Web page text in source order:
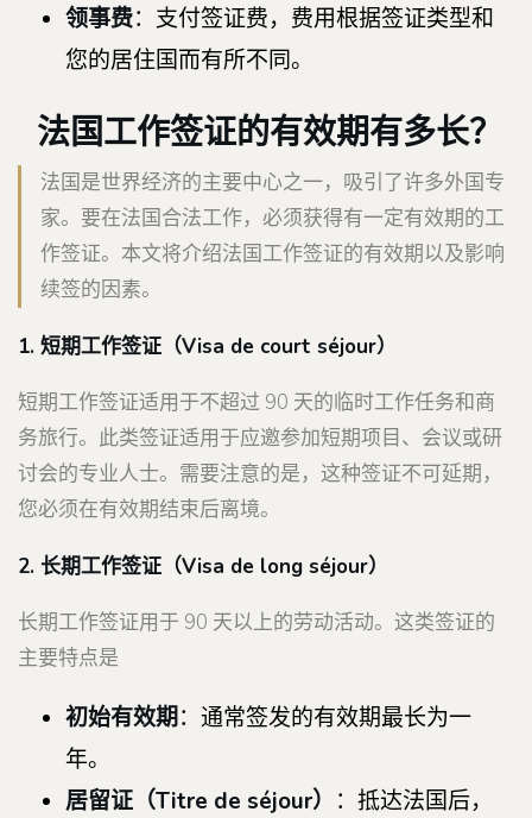
领事费：支付签证费，费用根据签证类型和
您的居住国而有所不同。
法国工作签证的有效期有多长？
法国是世界经济的主要中心之一，吸引了许多外国专
家。要在法国合法工作，必须获得有一定有效期的工
作签证。本文将介绍法国工作签证的有效期以及影响
续签的因素。
1. 短期工作签证（Visa de court séjour）
短期工作签证适用于不超过 90 天的临时工作任务和商
务旅行。此类签证适用于应邀参加短期项目、会议或研
讨会的专业人士。需要注意的是，这种签证不可延期，
您必须在有效期结束后离境。
2. 长期工作签证（Visa de long séjour）
长期工作签证用于 90 天以上的劳动活动。这类签证的
主要特点是
初始有效期：通常签发的有效期最长为一
年。
居留证（Titre de séjour） ：抵达法国后，